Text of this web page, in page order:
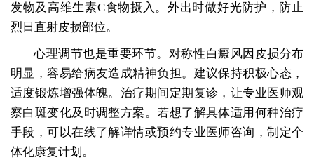
发物及高维生素C食物摄入。外出时做好光防护，防止
烈日直射皮损部位。
心理调节也是重要环节。对称性白癜风因皮损分布
明显，容易给病友造成精神负担。建议保持积极心态，
适度锻炼增强体魄。治疗期间定期复诊，让专业医师观
察白斑变化及时调整方案。若想了解具体适用何种治疗
手段，可以在线了解详情或预约专业医师咨询，制定个
体化康复计划。